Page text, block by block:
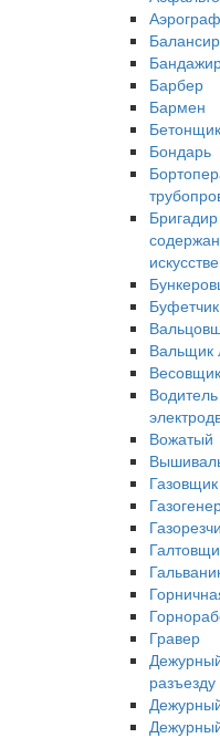
Барбер
Бармен
Бетонщик
Бондарь
Буфетчик
Вальщик
Весовщик
Вожатый
Газовщик
Гравер
разъезду